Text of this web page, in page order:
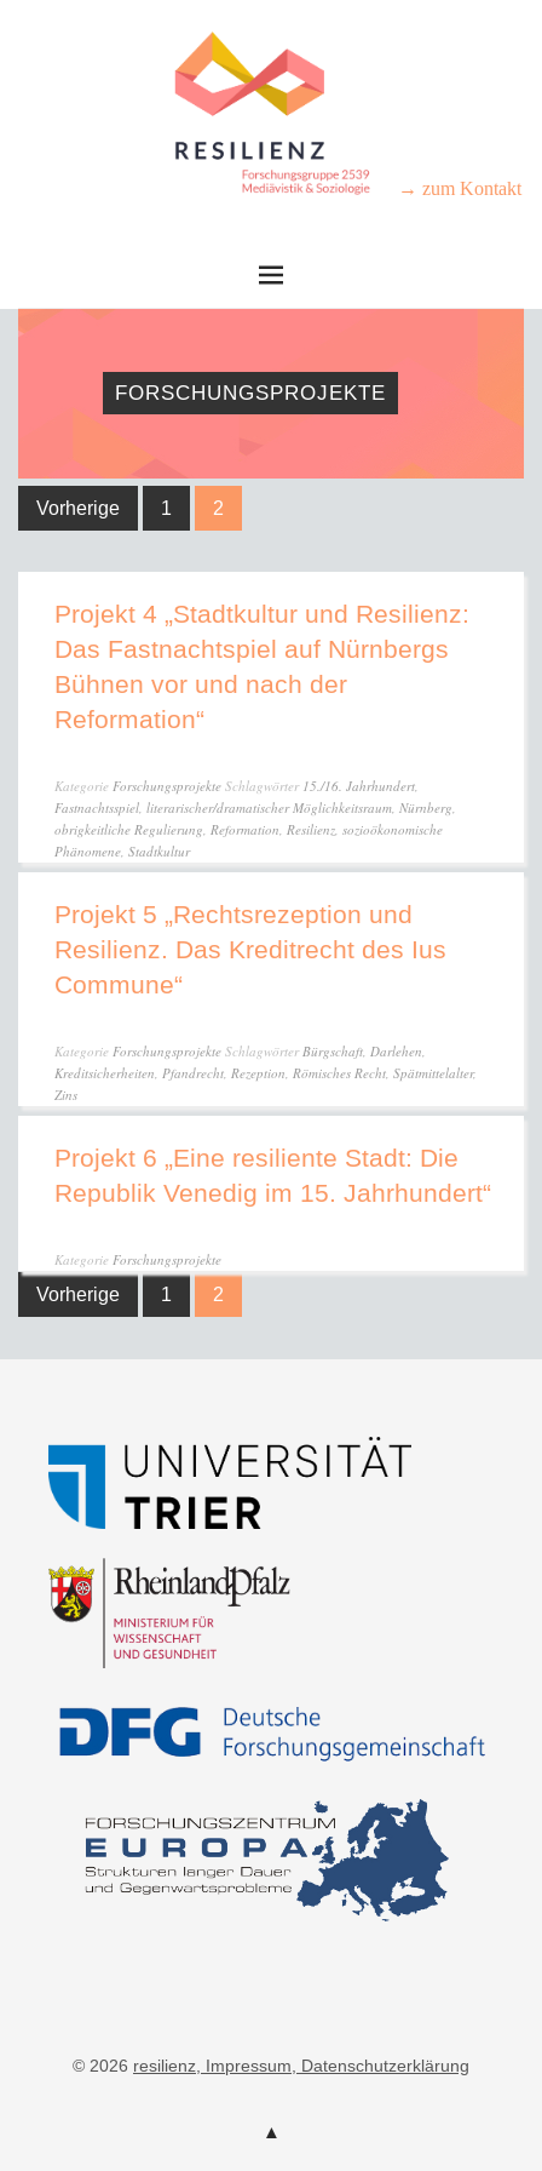
→ zum Kontakt
FORSCHUNGSPROJEKTE
Vorherige 1 2
Projekt 4 „Stadtkultur und Resilienz:
Das Fastnachtspiel auf Nürnbergs
Bühnen vor und nach der
Reformation“
Kategorie Forschungsprojekte Schlagwörter 15./16. Jahrhundert,
Fastnachtsspiel, literarischer/dramatischer Möglichkeitsraum, Nürnberg,
obrigkeitliche Regulierung, Reformation, Resilienz, sozioökonomische
Phänomene, Stadtkultur
Projekt 5 „Rechtsrezeption und
Resilienz. Das Kreditrecht des Ius
Commune“
Kategorie Forschungsprojekte SchlagwörterBürgschaft, Darlehen,
Kreditsicherheiten, Pfandrecht, Rezeption, Römisches Recht, Spätmittelalter,
Zins
Projekt 6 „Eine resiliente Stadt: Die
Republik Venedig im 15. Jahrhundert“
Kategorie Forschungsprojekte
Vorherige 1 2
© 2026 resilienz , Impressum , Datenschutzerklärung